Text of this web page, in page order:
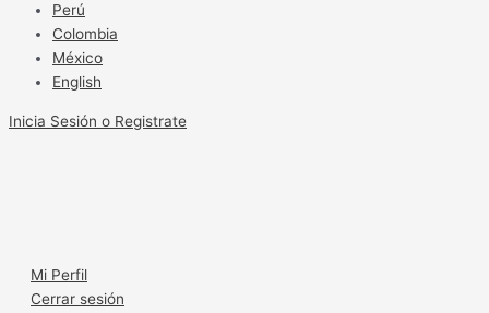
Perú
Colombia
México
English
Inicia Sesión o Registrate
Mi Perfil
Cerrar sesión